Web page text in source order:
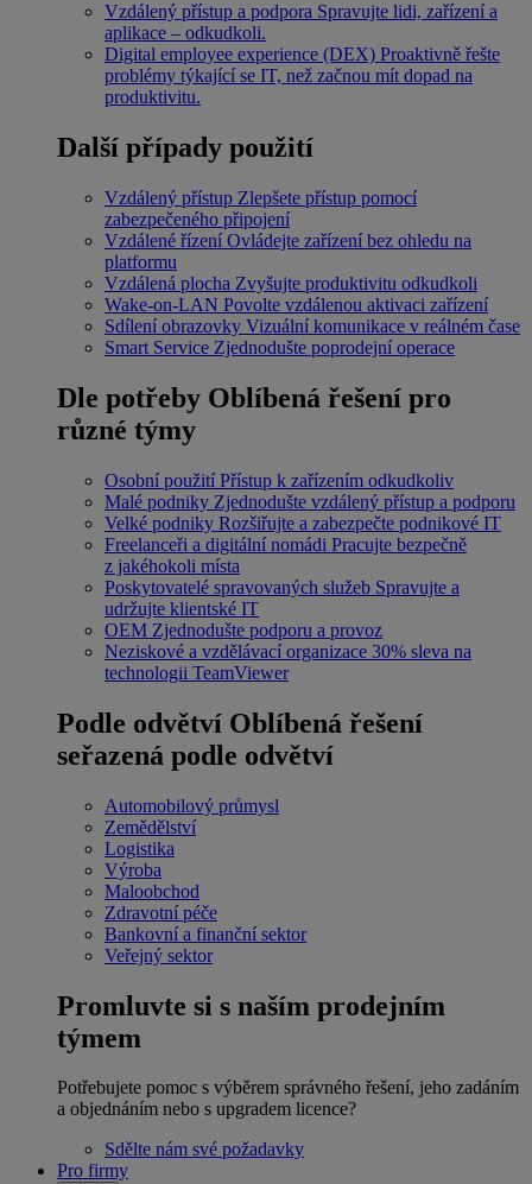
Vzdálený přístup a podpora Spravujte lidi, zařízení a
aplikace – odkudkoli.
Digital employee experience (DEX) Proaktivně řešte
problémy týkající se IT, než začnou mít dopad na
produktivitu.
Další případy použití
Vzdálený přístup Zlepšete přístup pomocí
zabezpečeného připojení
Vzdálené řízení Ovládejte zařízení bez ohledu na
platformu
Vzdálená plocha Zvyšujte produktivitu odkudkoli
Wake-on-LAN Povolte vzdálenou aktivaci zařízení
Sdílení obrazovky Vizuální komunikace v reálném čase
Smart Service Zjednodušte poprodejní operace
Dle potřeby Oblíbená řešení pro
různé týmy
Osobní použití Přístup k zařízením odkudkoliv
Malé podniky Zjednodušte vzdálený přístup a podporu
Velké podniky Rozšiřujte a zabezpečte podnikové IT
Freelanceři a digitální nomádi Pracujte bezpečně
z jakéhokoli místa
Poskytovatelé spravovaných služeb Spravujte a
udržujte klientské IT
OEM Zjednodušte podporu a provoz
Neziskové a vzdělávací organizace 30% sleva na
technologii TeamViewer
Podle odvětví Oblíbená řešení
seřazená podle odvětví
Automobilový průmysl
Zemědělství
Logistika
Výroba
Maloobchod
Zdravotní péče
Bankovní a finanční sektor
Veřejný sektor
Promluvte si s naším prodejním
týmem
Potřebujete pomoc s výběrem správného řešení, jeho zadáním
a objednáním nebo s upgradem licence?
Sdělte nám své požadavky
Pro firmy